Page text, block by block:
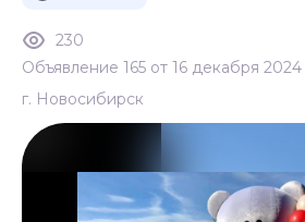
Объявление 165 от 16 декабря 2024
230
г. Новосибирск